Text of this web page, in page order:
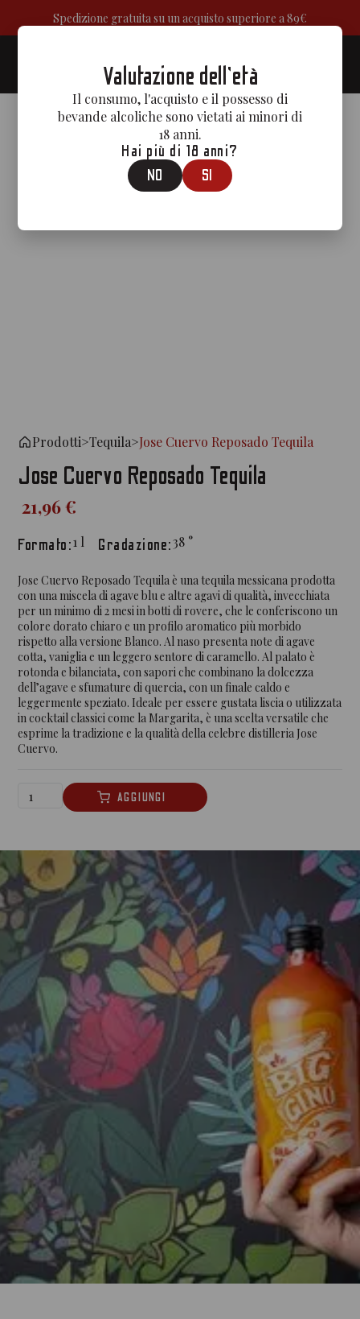
Spedizione gratuita su un acquisto superiore a 89€
Valutazione dell'età
Il consumo, l'acquisto e il possesso di
bevande alcoliche sono vietati ai minori di
18 anni.
Hai più di 18 anni?
NO
SI
Prodotti>Tequila>Jose Cuervo Reposado Tequila
Jose Cuervo Reposado Tequila
21,96 €
Formato:1 l Gradazione:38 °
Jose Cuervo Reposado Tequila è una tequila messicana prodotta
con una miscela di agave blu e altre agavi di qualità, invecchiata
per un minimo di 2 mesi in botti di rovere, che le conferiscono un
colore dorato chiaro e un profilo aromatico più morbido
rispetto alla versione Blanco. Al naso presenta note di agave
cotta, vaniglia e un leggero sentore di caramello. Al palato è
rotonda e bilanciata, con sapori che combinano la dolcezza
dell’agave e sfumature di quercia, con un finale caldo e
leggermente speziato. Ideale per essere gustata liscia o utilizzata
in cocktail classici come la Margarita, è una scelta versatile che
esprime la tradizione e la qualità della celebre distilleria Jose
Cuervo.